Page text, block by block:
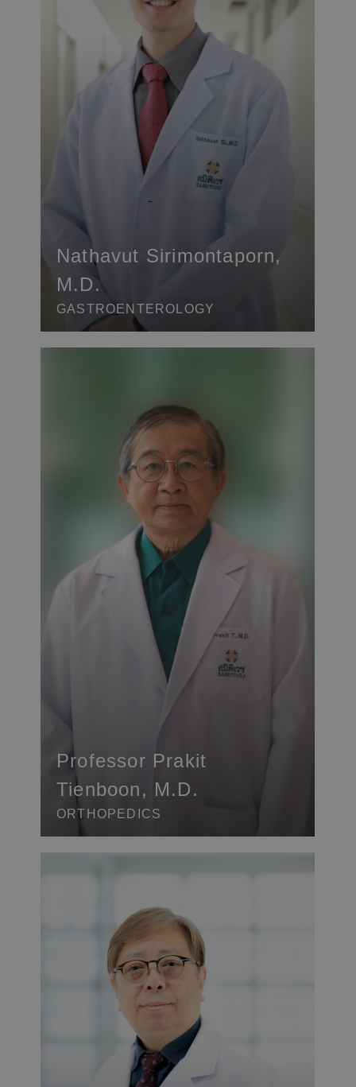
Nathavut Sirimontaporn,
M.D.
GASTROENTEROLOGY
Professor Prakit
Tienboon, M.D.
ORTHOPEDICS